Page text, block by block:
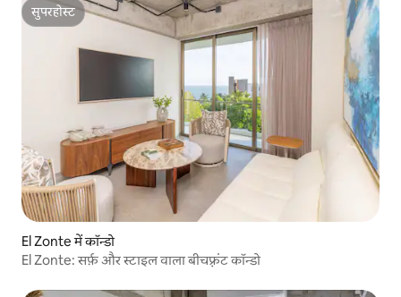
सुपरहोस्ट
सुपरहोस्ट
El Zonte में कॉन्डो
El Zonte: सर्फ़ और स्टाइल वाला बीचफ़्रंट कॉन्डो